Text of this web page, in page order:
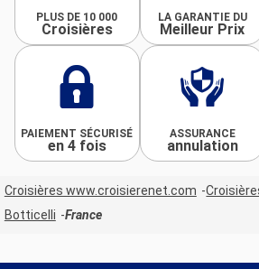
PLUS DE 10 000
Croisières
LA GARANTIE DU
Meilleur Prix
PAIEMENT SÉCURISÉ
en 4 fois
ASSURANCE
annulation
Croisières www.croisierenet.com
Botticelli
France